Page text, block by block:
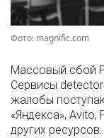
Фото: magnific.com
Массовый сбой
Сервисы
жалобы
«Яндекса»,
других ресурсов.